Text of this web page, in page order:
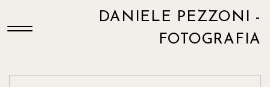
DANIELE PEZZONI -
FOTOGRAFIA